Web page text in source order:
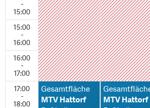
-
15:00
15:00
-
16:00
16:00
-
17:00
17:00
-
18:00
Gesamtfläche
MTV Hattorf
MTV Hattorf